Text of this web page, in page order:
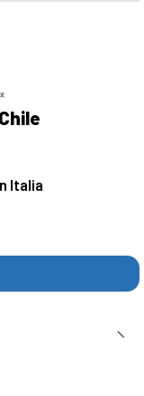
Italia